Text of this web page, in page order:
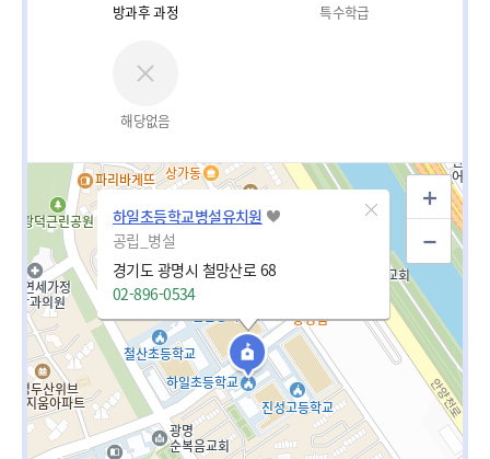
방과후 과정 특수학급
해당없음
하일초등학교병설유치원
공립_병설
경기도 광명시 철망산로 68
02-896-0534